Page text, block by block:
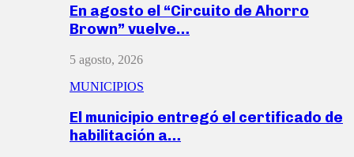
En agosto el “Circuito de Ahorro
Brown” vuelve…
5 agosto, 2026
MUNICIPIOS
El municipio entregó el certificado de
habilitación a…